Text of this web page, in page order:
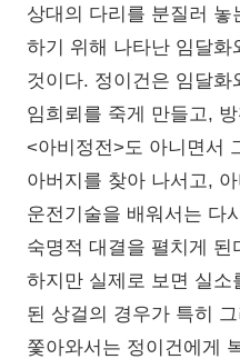
상대의 다리를 분질러
하기 위해 나타난 임달화
것이다. 정이건은 임달화
임희뢰를 죽게 만들고,
<아비정전>도 아니면서
아버지를 찾아 나서고,
운전기술을 배워서는 다
숙명적 대결을 펼치게
하지만 실제로 보면 실소
된 상걸의 경우가 특히
쫓아와서는 정이건에게